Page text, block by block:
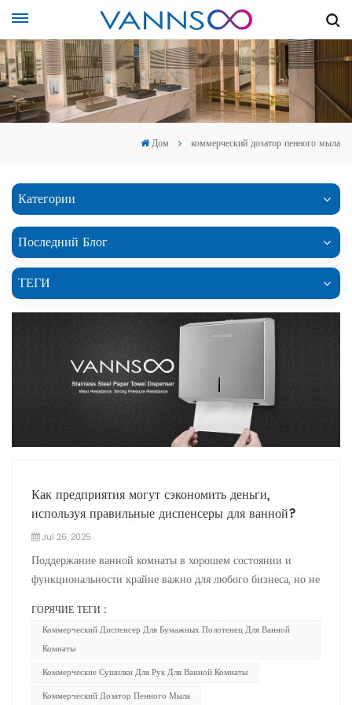
Дом коммерческий дозатор пенного мыла
Категории
Последний Блог
ТЕГИ
Как предприятия могут сэкономить деньги,
используя правильные диспенсеры для ванной?
Jul 26, 2025
Поддержание ванной комнаты в хорошем состоянии и
функциональности крайне важно для любого бизнеса, но не
расходов на обслуживание ванной комнаты связана с
расходными материалами, такими как мыло, бумажные
полотенца и средства для сушки рук. Для предприятий
выбор правильных диспенсеров может стать решающим
фактором как в плане сокращения отходов, так и в плане
ГОРЯЧИЕ ТЕГИ :
Коммерческий Диспенсер Для Бумажных Полотенец Для Ванной
Комнаты
Коммерческие Сушилки Для Рук Для Ванной Комнаты
Коммерческий Дозатор Пенного Мыла